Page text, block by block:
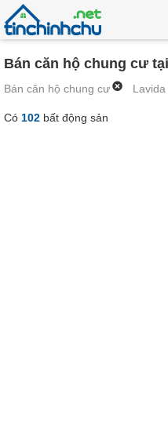
Bán căn hộ chung cư
Bán căn hộ chung cư
Có 102 bất động sản